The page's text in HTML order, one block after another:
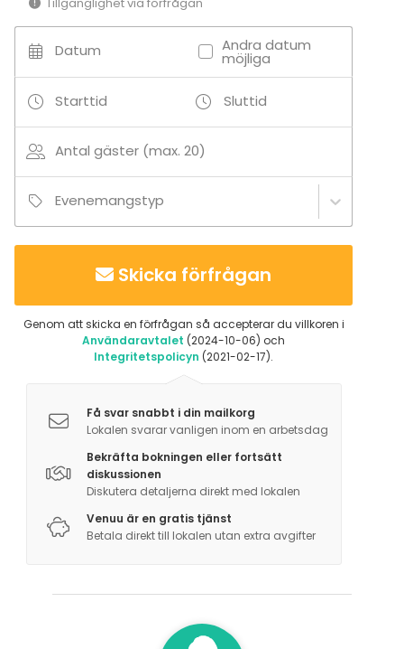
Datum Andra datum
möjliga
Starttid Sluttid
Antal gäster (max. 20)
Evenemangstyp
Skicka förfrågan
Genom att skicka en förfrågan så accepterar du villkoren i
Användaravtalet (2024-10-06) och
Integritetspolicyn (2021-02-17).
Få svar snabbt i din mailkorg
Lokalen svarar vanligen inom en arbetsdag
Bekräfta bokningen eller fortsätt
diskussionen
Diskutera detaljerna direkt med lokalen
Venuu är en gratis tjänst
Betala direkt till lokalen utan extra avgifter